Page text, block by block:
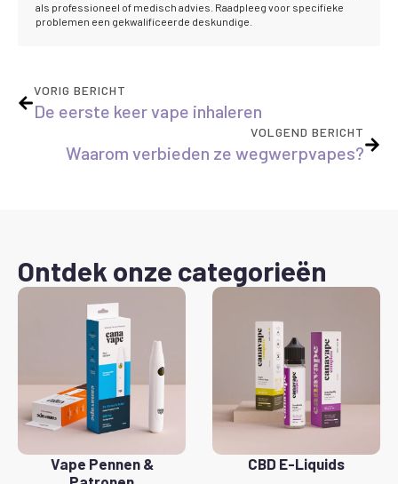
als professioneel of medisch advies. Raadpleeg voor specifieke
problemen een gekwalificeerde deskundige.
VORIG BERICHT
De eerste keer vape inhaleren
VOLGEND BERICHT
Waarom verbieden ze wegwerpvapes?
Ontdek onze categorieën
Vape Pennen &
CBD E-Liquids